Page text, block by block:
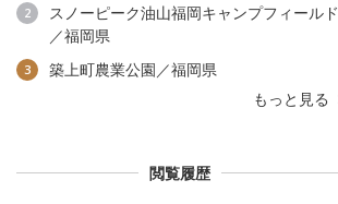
2
スノーピーク油山福岡キャンプフィールド
／福岡県
3
築上町農業公園／福岡県
もっと見る
閲覧履歴